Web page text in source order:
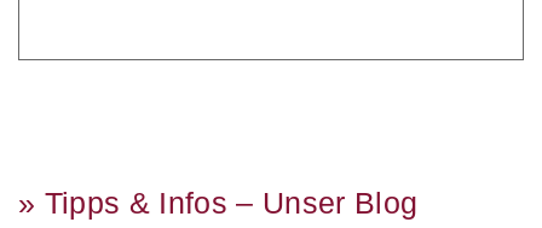
» Tipps & Infos – Unser Blog